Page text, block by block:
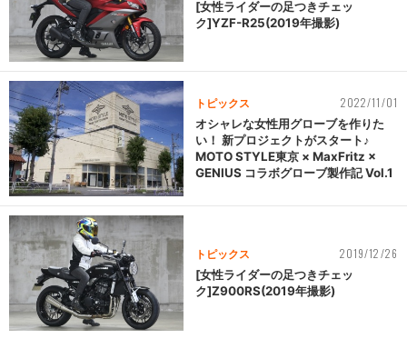
[女性ライダーの足つきチェッ
ク]YZF-R25(2019年撮影)
トピックス 2022/11/01
オシャレな女性用グローブを作りた
い！ 新プロジェクトがスタート♪
MOTO STYLE東京 × MaxFritz ×
GENIUS コラボグローブ製作記 Vol.1
トピックス 2019/12/26
[女性ライダーの足つきチェッ
ク]Z900RS(2019年撮影)